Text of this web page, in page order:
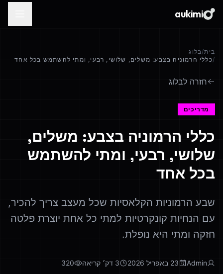
aukimi
בית/בלוג
/כללי הרמוניה בצבע: משלים, שלושי, רבעי, ומתי להשתמש בכל אחד
חזרה לבלוג
מדריכים
כללי הרמוניה בצבע: משלים,
שלושי, רבעי, ומתי להשתמש
בכל אחד
שבע הרמוניות הקלאסיות שכל מעצב צריך להכיר,
עם הנחיות קונקרטיות למתי כל אחת יוצרת פלטה
חזקה ומתי היא נופלת.
Admin 23 באפריל 2026 3 דק׳ קריאה 320